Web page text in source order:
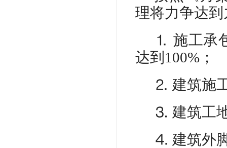
理将力争达
⒈ 施工承
达到 100%；
⒉ 建筑施
⒊ 建筑工
⒋ 建筑外